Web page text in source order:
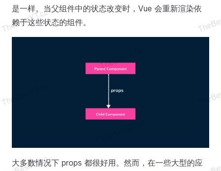
是一样。当父组件中的状态改变时，Vue 会重新渲染依
赖于这些状态的组件。
大多数情况下 props 都很好用。然而，在一些大型的应